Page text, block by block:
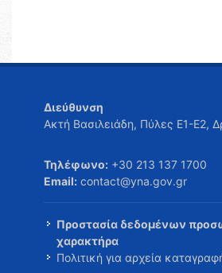
Διεύθυνση
Ακτή Βασιλειάδη, Πύλες Ε1-Ε2,
Τηλέφωνο: +30 213 137 1700
Email: contact@yna.gov.gr
Προστασία δεδομένων
χαρακτήρα
Πολιτική για αρχεία